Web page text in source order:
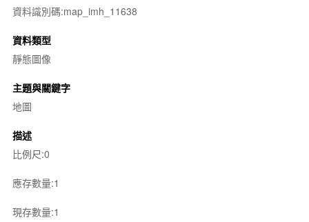
資料識別碼:map_imh_11638
資料類型
靜態圖像
主題與關鍵字
地圖
描述
比例尺:0
應存數量:1
現存數量:1